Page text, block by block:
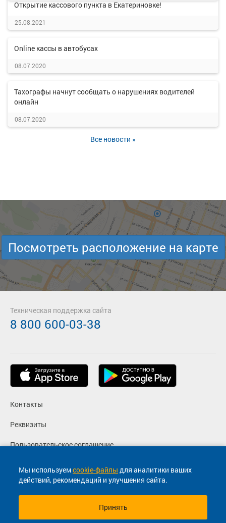
Открытие кассового пункта в Екатериновке!
25.08.2021
Online кассы в автобусах
08.07.2020
Тахографы начнут сообщать о нарушениях водителей
онлайн
08.07.2020
Все новости »
Мы используемcookie-файлы для аналитики ваших
действий, рекомендаций и улучшения сайта.
Принять
Посмотреть расположение на карте
Контакты
Реквизиты
Пользовательское соглашение
Политика конфиденциальности
Согласие на маркетинговые сообщения
Техническая поддержка сайта
8 800 600-03-38
© 2013-2026, ООО "Капитал"- Онлайн сервис продажи